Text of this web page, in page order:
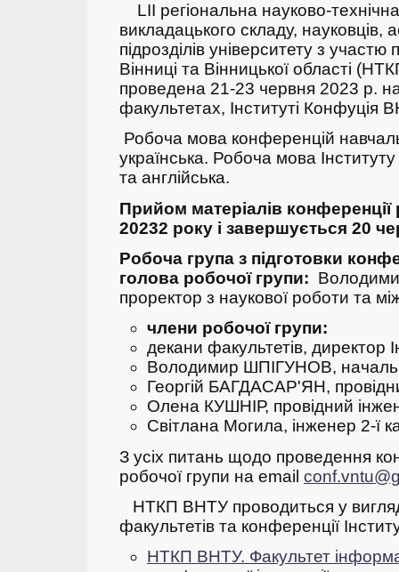
LII регіональна науково-
викладацького складу, науковців,
підрозділів університету з участю
Вінниці та Вінницької області
проведена 21-23 червня 2023 р.
факультетах, Інституті Конфуція
Робоча мова конференцій
українська. Робоча мова
та англійська.
Прийом матеріалів конференції
20232 року і завершується 20
Робоча група з підготовки
голова робочої групи:
проректор з наукової роботи та
члени робочої групи:
декани факультетів,
Володимир ШПІГУНОВ,
Георгій БАГДАСАР'ЯН,
Олена КУШНІР, провідний
Світлана Могила, інженер 2-ї
З усіх питань щодо проведення
робочої групи на email
НТКП ВНТУ проводиться у
факультетів та конференції
НТКП ВНТУ. Факультет